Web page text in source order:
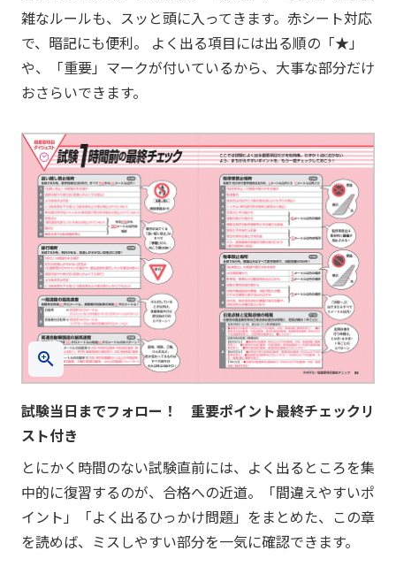
雑なルールも、スッと頭に入ってきます。赤シート対応
で、暗記にも便利。 よく出る項目には出る順の「★」
や、「重要」マークが付いているから、大事な部分だけ
おさらいできます。
試験当日までフォロー！ 重要ポイント最終チェックリ
スト付き
とにかく時間のない試験直前には、よく出るところを集
中的に復習するのが、合格への近道。「間違えやすいポ
イント」「よく出るひっかけ問題」をまとめた、この章
を読めば、ミスしやすい部分を一気に確認できます。